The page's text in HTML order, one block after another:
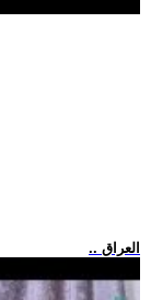
.. العراق